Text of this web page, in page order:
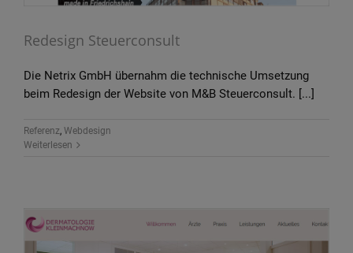
Redesign Steuerconsult
Die Netrix GmbH übernahm die technische Umsetzung
beim Redesign der Website von M&B Steuerconsult. [...]
Referenz, Webdesign
Weiterlesen